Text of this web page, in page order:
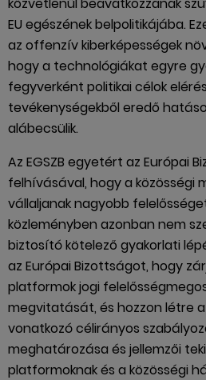
EU egészének belpolitikájába.
az offenzív kiberképességek
hogy a technológiákat egyre
fegyverként politikai célok
tevékenységekből eredő
alábecsülik.
Az EGSZB egyetért az Európai
felhívásával, hogy a közösségi
vállaljanak nagyobb
közleményben azonban nem
biztosító kötelező gyakorlati
az Európai Bizottságot, hogy
platformok jogi
megvitatását, és hozzon létre
vonatkozó célirányos
meghatározása és jellemzői
platformoknak és a közösségi